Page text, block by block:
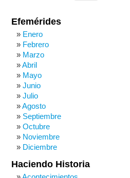
Efemérides
Enero
Febrero
Marzo
Abril
Mayo
Junio
Julio
Agosto
Septiembre
Octubre
Noviembre
Diciembre
Haciendo Historia